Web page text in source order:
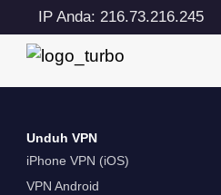
IP Anda: 216.73.216.245
Unduh VPN
iPhone VPN (iOS)
VPN Android